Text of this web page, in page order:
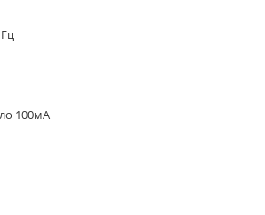
100мА